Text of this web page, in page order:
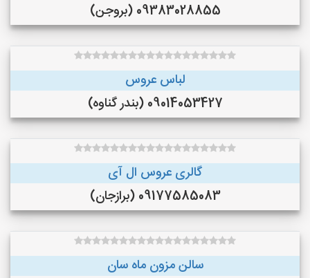
09383028855 (بروجن)
لباس عروس
09014053427 (بندر گناوه)
گالری عروس ال آی
09177585083 (برازجان)
سالن مزون ماه سان